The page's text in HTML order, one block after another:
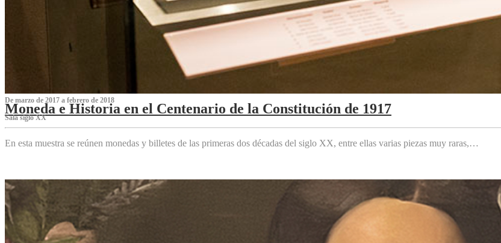
De marzo de 2017 a febrero de 2018
Moneda e Historia en el Centenario de la Constitución de 1917
Sala siglo XX
En esta muestra se reúnen monedas y billetes de las primeras dos décadas del siglo XX, entre ellas varias piezas muy raras,…